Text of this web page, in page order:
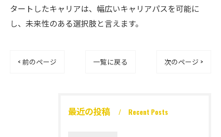
タートしたキャリアは、幅広いキャリアパスを可能に
し、未来性のある選択肢と言えます。
< 前のページ 一覧に戻る 次のページ >
最近の投稿 Recent Posts